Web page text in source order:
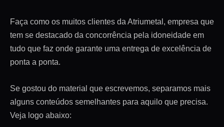
Faça como os muitos clientes da Atriumetal, empresa que
tem se destacado da concorrência pela idoneidade em
tudo que faz onde garante uma entrega de excelência de
ponta a ponta.
Se gostou do material que escrevemos, separamos mais
alguns conteúdos semelhantes para aquilo que precisa.
Veja logo abaixo: